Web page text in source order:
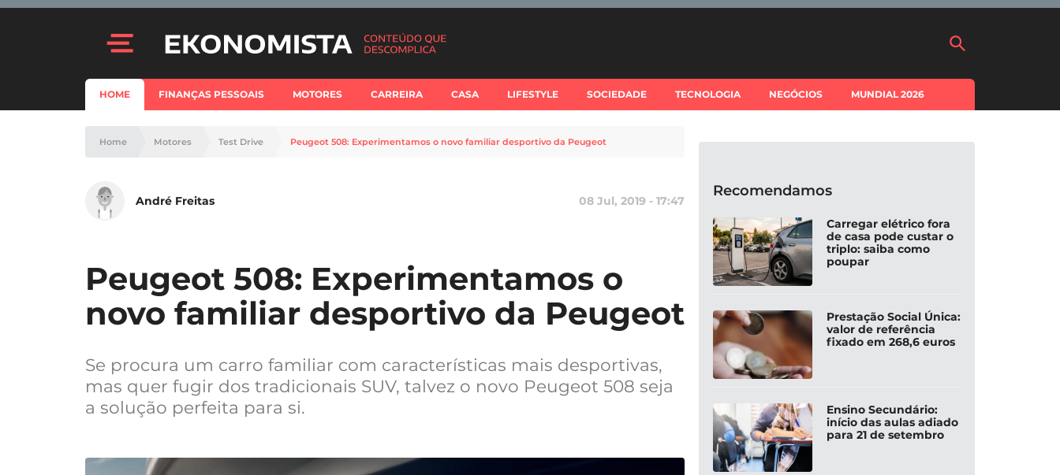
HOME FINANÇAS PESSOAIS MOTORES CARREIRA CASA LIFESTYLE SOCIEDADE TECNOLOGIA NEGÓCIOS MUNDIAL 2026
Home Motores Test Drive Peugeot 508: Experimentamos o novo familiar desportivo da Peugeot
André Freitas 08 Jul, 2019 - 17:47
Peugeot 508: Experimentamos o
novo familiar desportivo da Peugeot
Se procura um carro familiar com características mais desportivas,
mas quer fugir dos tradicionais SUV, talvez o novo Peugeot 508 seja
a solução perfeita para si.
Recomendamos
Carregar elétrico fora
de casa pode custar o
triplo: saiba como
poupar
Prestação Social Única:
valor de referência
fixado em 268,6 euros
Ensino Secundário:
início das aulas adiado
para 21 de setembro